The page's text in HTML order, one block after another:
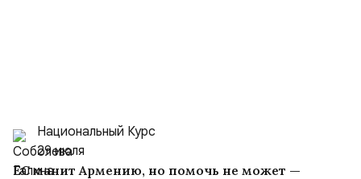
Национальный Курс
29 июля
ЕС манит Армению, но помочь не может —